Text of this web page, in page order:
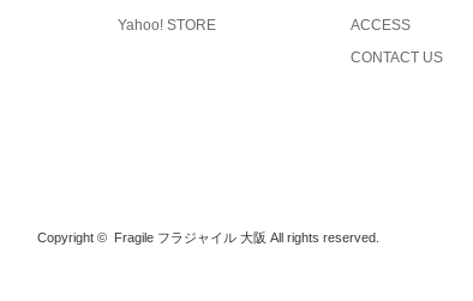
Yahoo! STORE
ACCESS
CONTACT US
Copyright © Fragile フラジャイル 大阪 All rights reserved.